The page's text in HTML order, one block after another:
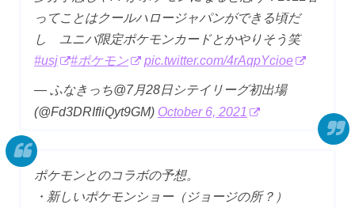
ってことはクールハロージャパンができる頃だ
し ユニバ限定ポケモンカードとかやりそう笑
#usj
#ポケモン pic.twitter.com/4rAqpYcioe
— ふなきっち@7月28日シテイリーグ初出場
(@Fd3DRIfliQyt9GM) October 6, 2021
ポケモンとのコラボの予想。
・新しいポケモンショー（ジョージの所？）